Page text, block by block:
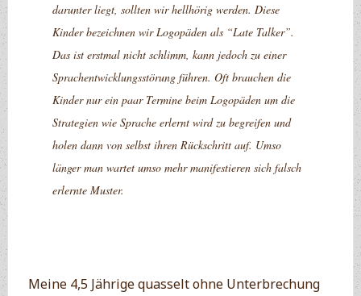
darunter liegt, sollten wir hellhörig werden. Diese
Kinder bezeichnen wir Logopäden als “Late Talker”.
Das ist erstmal nicht schlimm, kann jedoch zu einer
Sprachentwicklungsstörung führen. Oft brauchen die
Kinder nur ein paar Termine beim Logopäden um die
Strategien wie Sprache erlernt wird zu begreifen und
holen dann von selbst ihren Rückschritt auf. Umso
länger man wartet umso mehr manifestieren sich falsch
erlernte Muster.
Meine 4,5 Jährige quasselt ohne Unterbrechung